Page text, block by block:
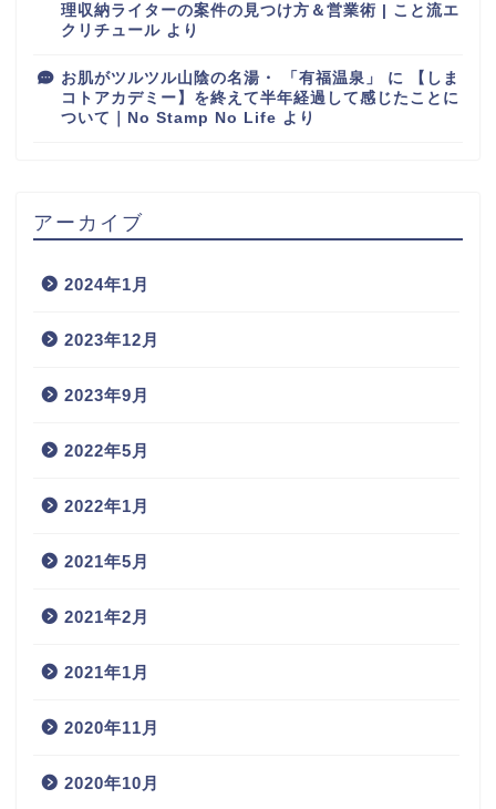
理収納ライターの案件の見つけ方＆営業術 | こと流エ
クリチュール より
お肌がツルツル山陰の名湯・ 「有福温泉」 に
【しま
コトアカデミー】を終えて半年経過して感じたことに
ついて｜No Stamp No Life より
アーカイブ
2024年1月
2023年12月
2023年9月
2022年5月
2022年1月
2021年5月
2021年2月
2021年1月
2020年11月
2020年10月